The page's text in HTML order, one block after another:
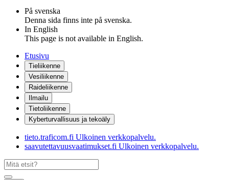
På svenska
Denna sida finns inte på svenska.
In English
This page is not available in English.
Etusivu
Tieliikenne
Vesiliikenne
Raideliikenne
Ilmailu
Tietoliikenne
Kyberturvallisuus ja tekoäly
tieto.traficom.fi Ulkoinen verkkopalvelu.
saavutettavuusvaatimukset.fi Ulkoinen verkkopalvelu.